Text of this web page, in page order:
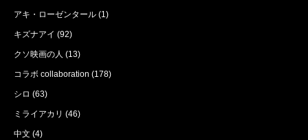
アキ・ローゼンタール (1)
キズナアイ (92)
クソ映画の人 (13)
コラボ collaboration (178)
シロ (63)
ミライアカリ (46)
中文 (4)